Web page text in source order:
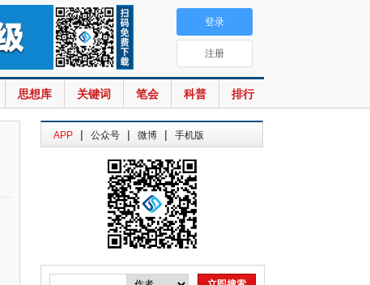
思想库 关键词 笔会 科普 排行
登录
注册
APP | 公众号 | 微博 | 手机版